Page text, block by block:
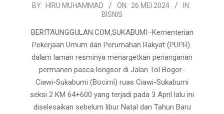
2024-
26
BY: HIRU MUHAMMAD ON: 26 MEI 2024
IN:
BISNIS
BERITAUNGGULAN.COM,SUKABUMI–Kementerian
Pekerjaan Umum dan Perumahan Rakyat (PUPR)
dalam laman resminya menargetkan penanganan
permanen pasca longsor di Jalan Tol Bogor-
Ciawi-Sukabumi (Bocimi) ruas Ciawi-Sukabumi
seksi 2 KM 64+600 yang terjadi pada 3 April lalu ini
diselesaikan sebelum libur Natal dan Tahun Baru